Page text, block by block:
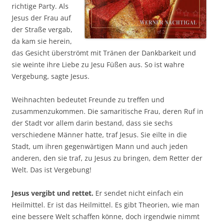
richtige Party. Als
Jesus der Frau auf
der Straße vergab,
da kam sie herein,
das Gesicht überströmt mit Tränen der Dankbarkeit und
sie weinte ihre Liebe zu Jesu Füßen aus. So ist wahre
Vergebung, sagte Jesus.
Weihnachten bedeutet Freunde zu treffen und
zusammenzukommen. Die samaritische Frau, deren Ruf in
der Stadt vor allem darin bestand, dass sie sechs
verschiedene Männer hatte, traf Jesus. Sie eilte in die
Stadt, um ihren gegenwärtigen Mann und auch jeden
anderen, den sie traf, zu Jesus zu bringen, dem Retter der
Welt. Das ist Vergebung!
Jesus vergibt und rettet. Er sendet nicht einfach ein
Heilmittel. Er ist das Heilmittel. Es gibt Theorien, wie man
eine bessere Welt schaffen könne, doch irgendwie nimmt